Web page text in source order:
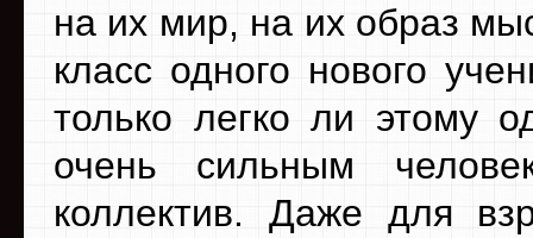
на их мир, на их образ
класс одного нового
только легко ли этому
очень сильным
коллектив. Даже для